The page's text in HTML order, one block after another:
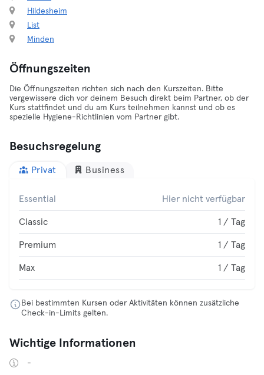
Hildesheim
List
Minden
Öffnungszeiten
Die Öffnungszeiten richten sich nach den Kurszeiten. Bitte
vergewissere dich vor deinem Besuch direkt beim Partner, ob der
Kurs stattfindet und du am Kurs teilnehmen kannst und ob es
spezielle Hygiene-Richtlinien vom Partner gibt.
Besuchsregelung
Privat Business
Essential Hier nicht verfügbar
Classic 1 / Tag
Premium 1 / Tag
Max 1 / Tag
Bei bestimmten Kursen oder Aktivitäten können zusätzliche
Check-in-Limits gelten.
Wichtige Informationen
-